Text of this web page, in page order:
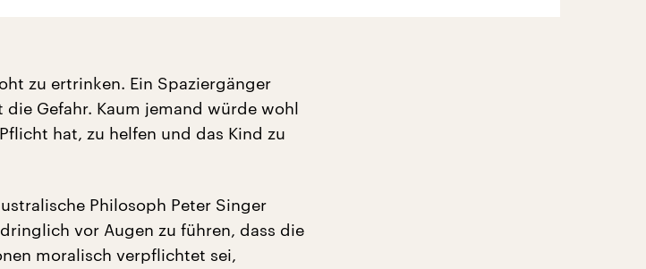
zu ertrinken. Ein Spaziergänger
Gefahr. Kaum jemand würde wohl
hat, zu helfen und das Kind zu
Philosoph Peter Singer
vor Augen zu führen, dass die
moralisch verpflichtet sei,